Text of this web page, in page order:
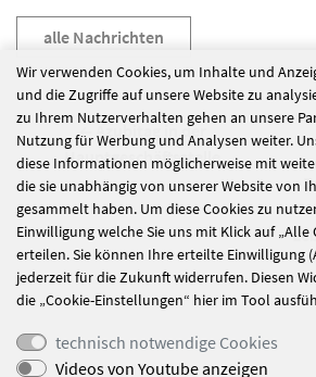
alle Nachrichten
Azubitag in der
Hauptgeschäftsstelle
Wir verwenden Cookies, um Inhalte und
und die Zugriffe auf unsere Website zu
zu Ihrem Nutzerverhalten gehen an unsere
Nutzung für Werbung und Analysen weiter.
diese Informationen möglicherweise mit
die sie unabhängig von unserer Website von
gesammelt haben. Um diese Cookies zu
Einwilligung welche Sie uns mit Klick auf „Alle
erteilen. Sie können Ihre erteilte Einwilligung
jederzeit für die Zukunft widerrufen. Diesen
die „Cookie-Einstellungen“ hier im Tool
technisch notwendige Cookies
Videos von Youtube anzeigen